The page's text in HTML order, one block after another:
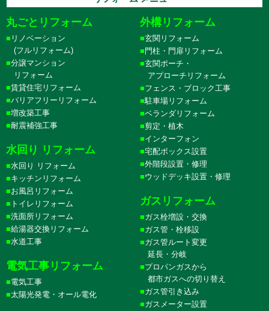
丸ごとリフォーム
リノベーション
(フルリフォーム)
分譲マンション
リフォーム
賃貸住宅リフォーム
バリアフリーリフォーム
増改築工事
耐震補強工事
水回り リフォーム
水回り リフォーム
キッチンリフォーム
お風呂リフォーム
トイレリフォーム
洗面所リフォーム
給湯器交換リフォーム
水道工事
電気工事リフォーム
電気工事
太陽光発電・オール電化
外構リフォーム
玄関リフォーム
門柱・門扉リフォーム
玄関ポーチ・
アプローチリフォーム
フェンス・ブロック工事
駐車場リフォーム
ベランダリフォーム
剪定・植木
インターフォン
宅配ボックス設置
外階段設置・修理
ウッドデッキ設置・修理
ガスリフォーム
ガス栓増設・交換
ガス管・栓移設
ガス管ルート変更
延長・分岐
プロパンガスから
都市ガスへの切り替え
ガス管引き込み
ガスメーター設置